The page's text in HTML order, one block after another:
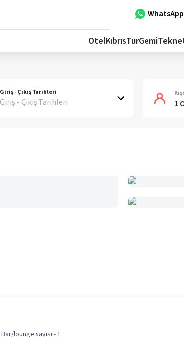
WhatsApp
OtelKıbrısTurGemiTekne
Giriş - Çıkış Tarihleri
Giriş - Çıkış Tarihleri 1
Bar/lounge sayısı - 1